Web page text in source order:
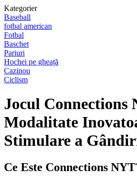
Kategorier
Baseball
fotbal american
Fotbal
Baschet
Pariuri
Hochei pe gheață
Cazinou
Ciclism
Jocul Connections
Modalitate
Stimulare a
Ce Este Connections